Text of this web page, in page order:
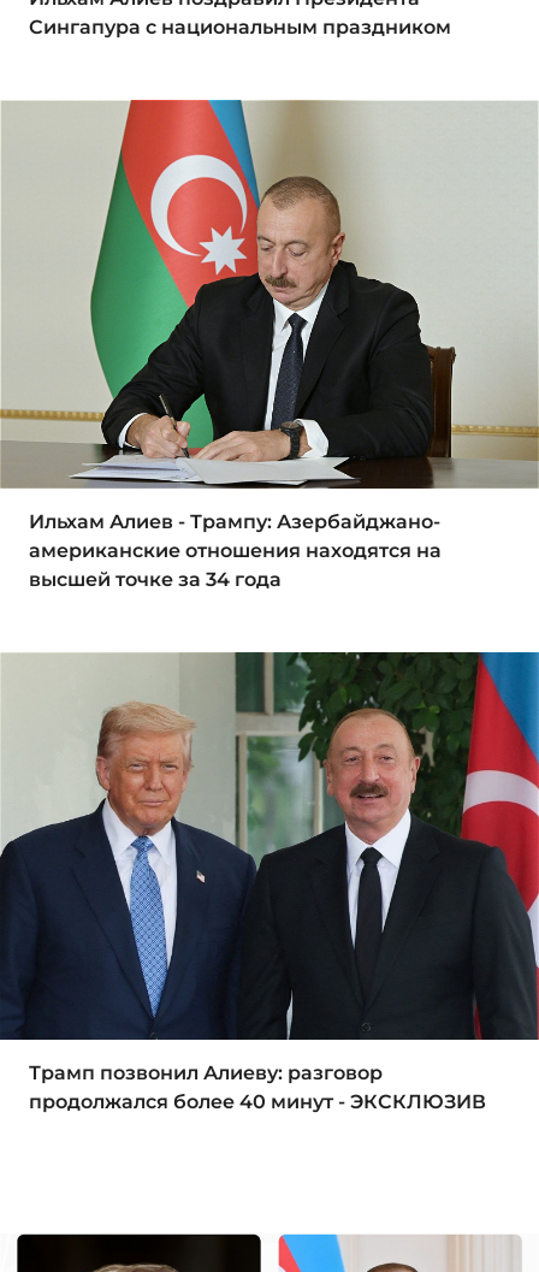
Сингапура с национальным праздником
Ильхам Алиев - Трампу: Азербайджано-
американские отношения находятся на
высшей точке за 34 года
Трамп позвонил Алиеву: разговор
продолжался более 40 минут - ЭКСКЛЮЗИВ